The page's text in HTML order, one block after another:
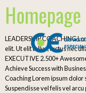
Homepage
LEADERSHIP COACHING
elit. Ut elit tellus, luctus nec
EXECUTIVE 2.500+
Achieve Success with
Coaching Lorem ipsum dolor
Suspendisse vel felis vel